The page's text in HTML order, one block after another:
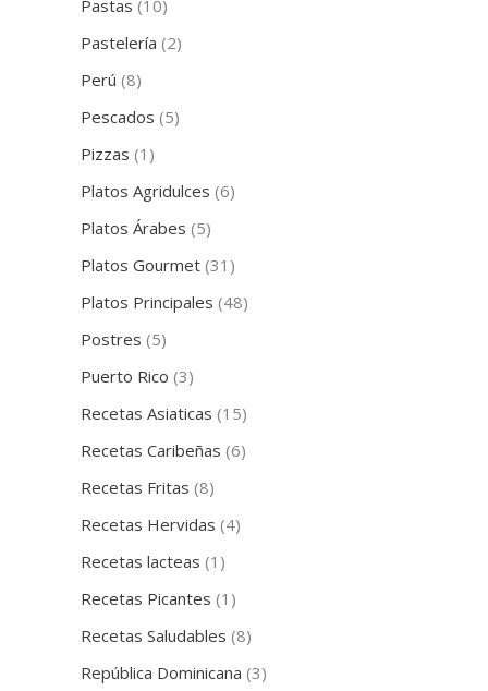
Pastas (10)
Pastelería (2)
Perú (8)
Pescados (5)
Pizzas (1)
Platos Agridulces (6)
Platos Árabes (5)
Platos Gourmet (31)
Platos Principales (48)
Postres (5)
Puerto Rico (3)
Recetas Asiaticas (15)
Recetas Caribeñas (6)
Recetas Fritas (8)
Recetas Hervidas (4)
Recetas lacteas (1)
Recetas Picantes (1)
Recetas Saludables (8)
República Dominicana (3)